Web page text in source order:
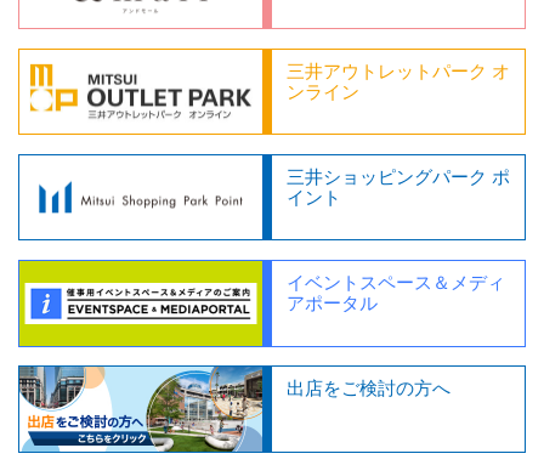
三井アウトレットパーク オ
ンライン
三井ショッピングパーク ポ
イント
イベントスペース＆メディ
アポータル
出店をご検討の方へ